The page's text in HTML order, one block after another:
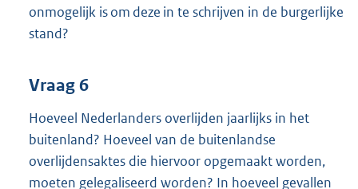
onmogelijk is om deze in te schrijven in de burgerlijke
stand?
Vraag 6
Hoeveel Nederlanders overlijden jaarlijks in het
buitenland? Hoeveel van de buitenlandse
overlijdensaktes die hiervoor opgemaakt worden,
moeten gelegaliseerd worden? In hoeveel gevallen